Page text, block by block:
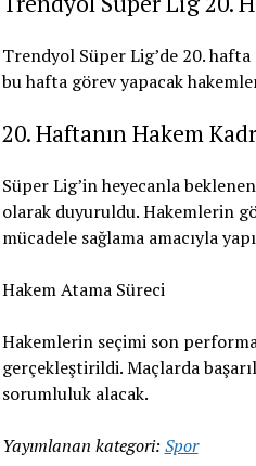
Trendyol Süper Lig’de 20. hafta
bu hafta görev yapacak
20. Haftanın Hakem
Süper Lig’in heyecanla
olarak duyuruldu. Hakemlerin
mücadele sağlama amacıyla
Hakem Atama Süreci
Hakemlerin seçimi son
gerçekleştirildi. Maçlarda
sorumluluk alacak.
Yayımlanan kategori: Spor